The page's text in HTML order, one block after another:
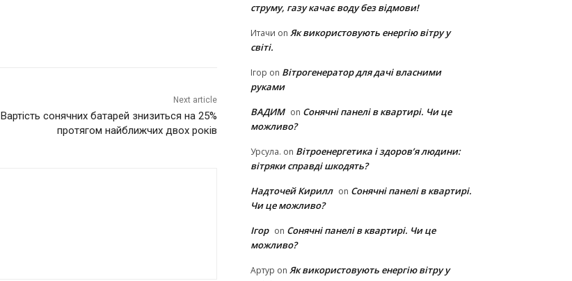
Next article
Вартість сонячних батарей знизиться на 25%
протягом найближчих двох років
струму, газу качає воду без відмови!
Итачи on Як використовують енергію вітру у
світі.
Ігор on Вітрогенератор для дачі власними
руками
ВАДИМ on Сонячні панелі в квартирі. Чи це
можливо?
Урсула. on Вітроенергетика і здоров’я людини:
вітряки cправді шкодять?
Надточей Кирилл on Сонячні панелі в квартирі.
Чи це можливо?
Ігор on Сонячні панелі в квартирі. Чи це
можливо?
Артур on Як використовують енергію вітру у